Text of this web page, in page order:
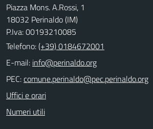
Piazza Mons. A.Rossi, 1
18032 Perinaldo (IM)
P.Iva: 00193210085
Telefono:(+39) 0184672001
E-mail:
PEC:
Uffici e orari
Numeri utili